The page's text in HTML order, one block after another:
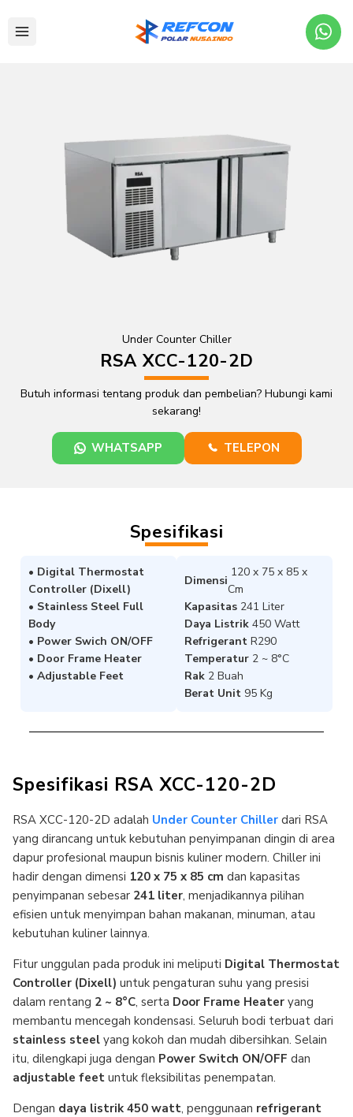
Under Counter Chiller
RSA XCC-120-2D
Butuh informasi tentang produk dan pembelian? Hubungi kami
sekarang!
WHATSAPP TELEPON
Spesifikasi
• Digital Thermostat
Controller (Dixell)
• Stainless Steel Full
Body
• Power Swich ON/OFF
• Door Frame Heater
• Adjustable Feet
Dimensi
120 x 75 x 85 x
Cm
Kapasitas 241 Liter
Daya Listrik 450 Watt
Refrigerant R290
Temperatur 2 ~ 8°C
Rak 2 Buah
Berat Unit 95 Kg
Spesifikasi RSA XCC-120-2D
RSA XCC-120-2D adalah Under Counter Chillerdari RSA
yang dirancang untuk kebutuhan penyimpanan dingin di area
dapur profesional maupun bisnis kuliner modern. Chiller ini
hadir dengan dimensi 120 x 75 x 85 cm dan kapasitas
penyimpanan sebesar 241 liter, menjadikannya pilihan
efisien untuk menyimpan bahan makanan, minuman, atau
kebutuhan kuliner lainnya.
Fitur unggulan pada produk ini meliputi Digital Thermostat
Controller (Dixell) untuk pengaturan suhu yang presisi
dalam rentang 2 ~ 8°C, serta Door Frame Heateryang
membantu mencegah kondensasi. Seluruh bodi terbuat dari
stainless steelyang kokoh dan mudah dibersihkan. Selain
itu, dilengkapi juga dengan Power Switch ON/OFF dan
adjustable feetuntuk fleksibilitas penempatan.
Dengan daya listrik 450 watt, penggunaan refrigerant